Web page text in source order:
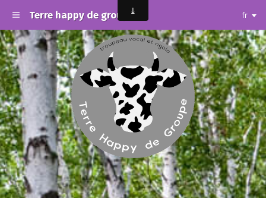
Terre happy de groupe fr